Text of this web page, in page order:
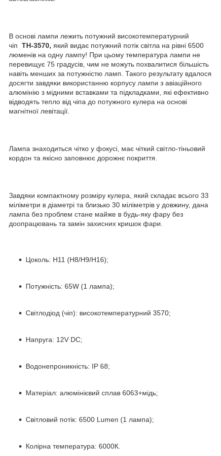
В основі лампи лежить потужний високотемпературний
чіп ТН-3570, який видає потужний потік світла на рівні 6500
люменів на одну лампу! При цьому температура лампи не
перевищує 75 градусів, чим не можуть похвалитися більшість
навіть менших за потужністю ламп. Такого результату вдалося
досягти завдяки використанню корпусу лампи з авіаційного
алюмінію з мідними вставками та підкладками, які ефективно
відводять тепло від чіпа до потужного кулера на основі
магнітної левітації.
Лампа знаходиться чітко у фокусі, має чіткий світло-тіньовий
кордон та якісно заповнює дорожнє покриття.
Завдяки компактному розміру кулера, який складає всього 33
міліметри в діаметрі та близько 30 міліметрів у довжину, дана
лампа без проблем стане майже в будь-яку фару без
доопрацювань та замін захисних кришок фари.
Цоколь: H11 (H8/H9/H16);
Потужність: 65W (1 лампа);
Світлодіод (чіп): високотемпературний 3570;
Напруга: 12V DC;
Водонепроникність: IP 68;
Матеріал: алюмінієвий сплав 6063+мідь;
Світловий потік: 6500 Lumen (1 лампа);
Колірна температура: 6000К.